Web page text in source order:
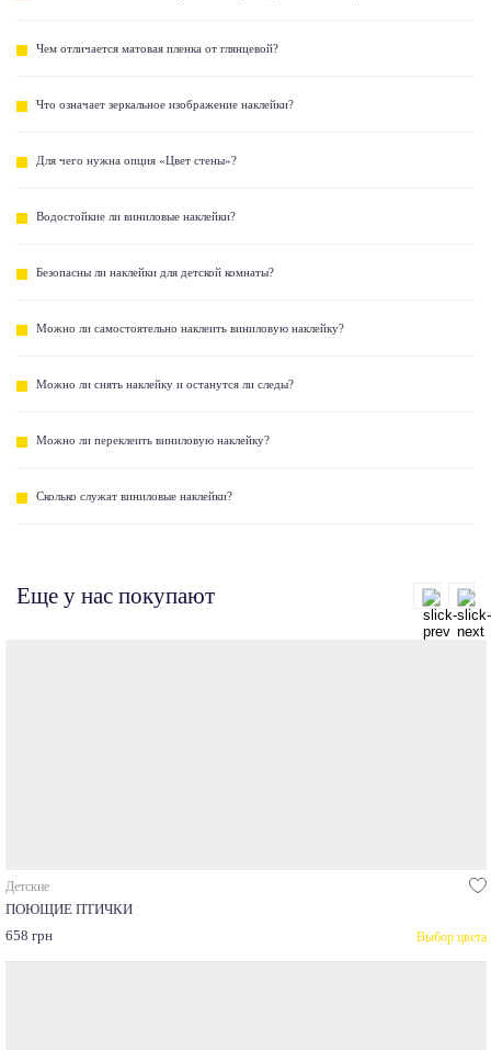
Чем отличается матовая пленка от глянцевой?
Что означает зеркальное изображение наклейки?
Для чего нужна опция «Цвет стены»?
Водостойкие ли виниловые наклейки?
Безопасны ли наклейки для детской комнаты?
Можно ли самостоятельно наклеить виниловую наклейку?
Можно ли снять наклейку и останутся ли следы?
Можно ли переклеить виниловую наклейку?
Сколько служат виниловые наклейки?
Еще у нас покупают
Детские
ПОЮЩИЕ ПТИЧКИ
658 грн
Выбор цвета